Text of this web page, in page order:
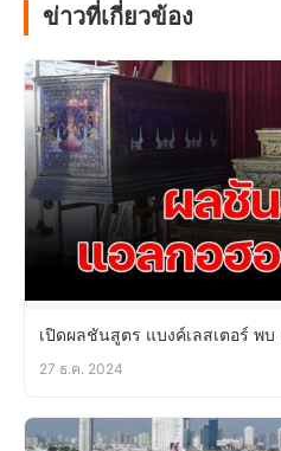
ข่าวที่เกี่ยวข้อง
เปิดผลชันสูตร แบงค์เลสเตอร์ พ
27 ธ.ค. 2024